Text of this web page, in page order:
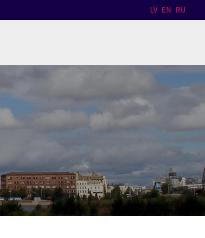
LV EN RU